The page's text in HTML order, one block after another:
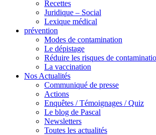
Recettes
Juridique – Social
Lexique médical
prévention
Modes de contamination
Le dépistage
Réduire les risques de
La vaccination
Nos Actualités
Communiqué de presse
Actions
Enquêtes / Témoignages / Quiz
Le blog de Pascal
Newsletters
Toutes les actualités